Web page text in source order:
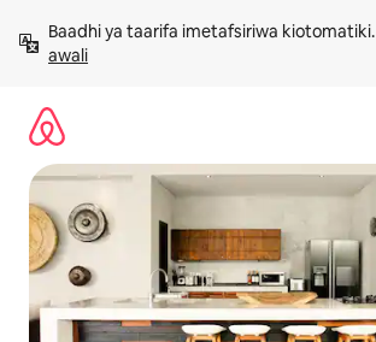
kwenda
kwenye
Baadhi ya taarifa imetafsiriwa kiotomatiki.
awali